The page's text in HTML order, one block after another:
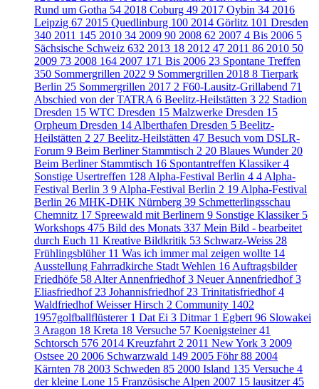
Rund um Gotha 54 2018 Coburg 49 2017 Oybin 34 2016
Leipzig 67 2015 Quedlinburg 100 2014 Görlitz 101 Dresden
340 2011 145 2010 34 2009 90 2008 62 2007 4 Bis 2006 5
Sächsische Schweiz 632 2013 18 2012 47 2011 86 2010 50
2009 73 2008 164 2007 171 Bis 2006 23 Spontane Treffen
350 Sommergrillen 2022 9 Sommergrillen 2018 8 Tierpark
Berlin 25 Sommergrillen 2017 2 F60-Lausitz-Grillabend 71
Abschied von der TATRA 6 Beelitz-Heilstätten 3 22 Stadion
Dresden 15 WTC Dresden 15 Malzwerke Dresden 15
Orpheum Dresden 14 Alberthafen Dresden 5 Beelitz-
Heilstätten 2 27 Beelitz-Heilstätten 47 Besuch vom DSLR-
Forum 9 Beim Berliner Stammtisch 2 20 Blaues Wunder 20
Beim Berliner Stammtisch 16 Spontantreffen Klassiker4
Sonstige Usertreffen 128 Alpha-Festival Berlin 4 4 Alpha-
Festival Berlin 3 9 Alpha-Festival Berlin 2 19 Alpha-Festival
Berlin 26 MHK-DHK Nürnberg 39 Schmetterlingsschau
Chemnitz 17 Spreewald mit Berlinern 9 Sonstige Klassiker 5
Workshops 475 Bild des Monats 337 Mein Bild - bearbeitet
durch Euch 11 Kreative Bildkritik 53 Schwarz-Weiss 28
Frühlingsblüher 11 Was ich immer mal zeigen wollte 14
Ausstellung Fahrradkirche Stadt Wehlen 16 Auftragsbilder
Friedhöfe 58 Alter Annenfriedhof3 Neuer Annenfriedhof3
Eliasfriedhof 23 Johannisfriedhof 23 Trinitatisfriedhof4
Waldfriedhof Weisser Hirsch 2 Community 1402
1957golfballflüsterer 1 Dat Ei 3 Ditmar 1 Egbert 96 Slowakei
3 Aragon 18 Kreta 18 Versuche 57 Koenigsteiner41
Schtorsch 576 2014 Kreuzfahrt 2 2011 New York 3 2009
Ostsee 20 2006 Schwarzwald 149 2005 Föhr88 2004
Kärnten 78 2003 Schweden 85 2000 Island 135 Versuche 4
der kleine Lone 15 Französische Alpen 2007 15 lausitzer45